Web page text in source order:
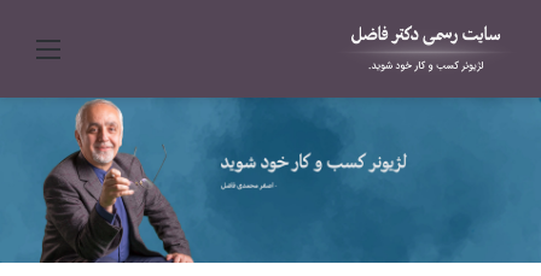
منو